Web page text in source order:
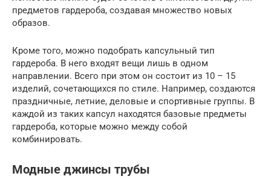
предметов гардероба, создавая множество новых
образов.
Кроме того, можно подобрать капсульный тип
гардероба. В него входят вещи лишь в одном
направлении. Всего при этом он состоит из 10 – 15
изделий, сочетающихся по стиле. Например, создаются
праздничные, летние, деловые и спортивные группы. В
каждой из таких капсул находятся базовые предметы
гардероба, которые можно между собой
комбинировать.
Модные джинсы трубы